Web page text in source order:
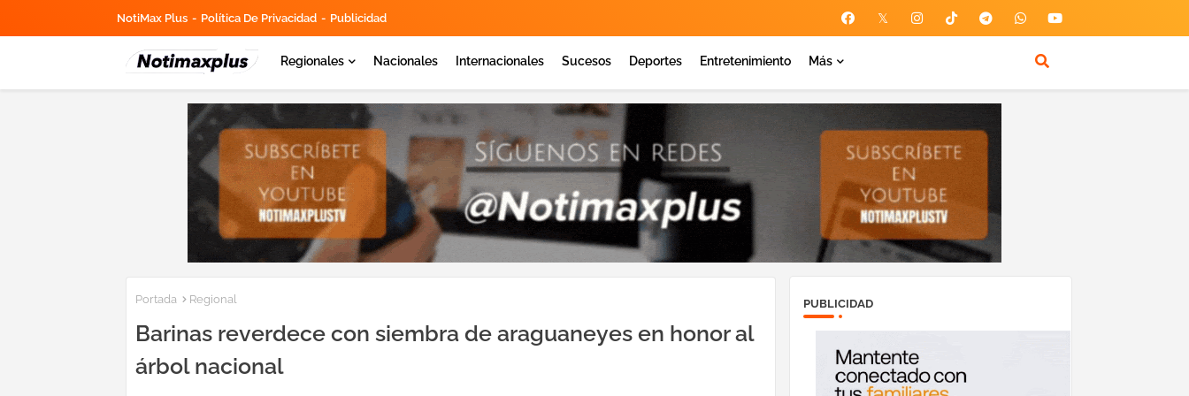
NotiMax Plus Política De Privacidad Publicidad
Regionales Nacionales Internacionales Sucesos Deportes Entretenimiento Más
Portada Regional
Barinas reverdece con siembra de araguaneyes en honor al
árbol nacional
PUBLICIDAD